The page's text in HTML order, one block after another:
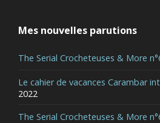
Mes nouvelles parutions
The Serial Crocheteuses & More
Le cahier de vacances Carambar
2022
The Serial Crocheteuses & More